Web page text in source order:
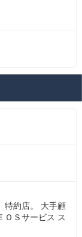
特約店。 大手顧
ＯＳサービス ス